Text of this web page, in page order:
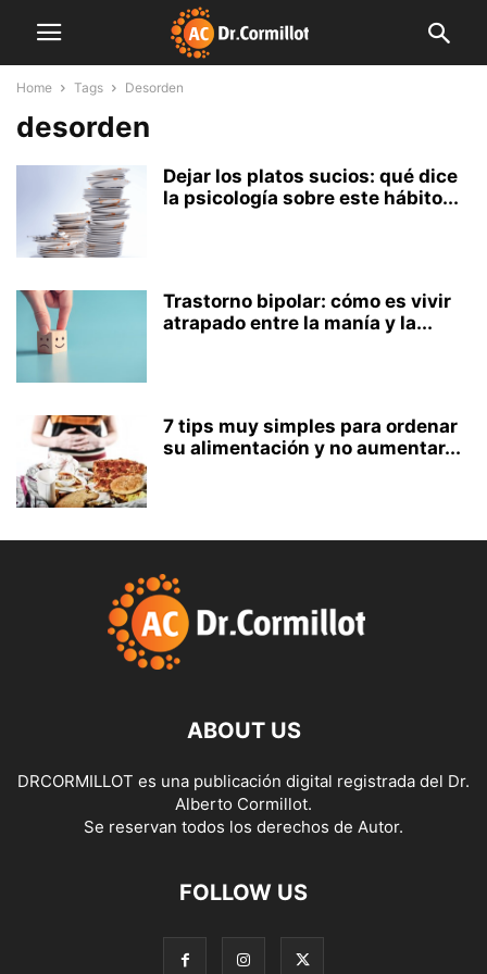
Home Tags Desorden
desorden
Dejar los platos sucios: qué dice
la psicología sobre este hábito...
Trastorno bipolar: cómo es vivir
atrapado entre la manía y la...
7 tips muy simples para ordenar
su alimentación y no aumentar...
ABOUT US
DRCORMILLOT es una publicación digital registrada del Dr.
Alberto Cormillot.
Se reservan todos los derechos de Autor.
FOLLOW US